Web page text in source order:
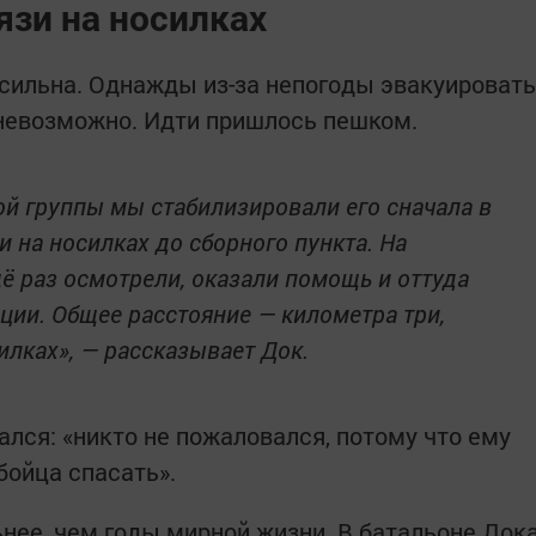
на носилках
Однажды из-за непогоды эвакуировать
Идти пришлось пешком.
группы мы стабилизировали его сначала в
носилках до сборного пункта. На
раз осмотрели, оказали помощь и оттуда
Общее расстояние — километра три,
— рассказывает Док.
«никто не пожаловался, потому что ему
спасать».